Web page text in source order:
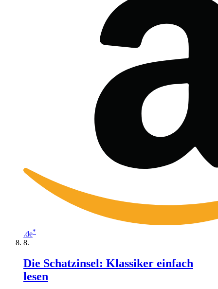
.de*
Die Schatzinsel: Klassiker einfach
lesen